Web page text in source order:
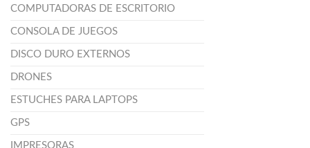
COMPUTADORAS DE ESCRITORIO
CONSOLA DE JUEGOS
DISCO DURO EXTERNOS
DRONES
ESTUCHES PARA LAPTOPS
GPS
IMPRESORAS